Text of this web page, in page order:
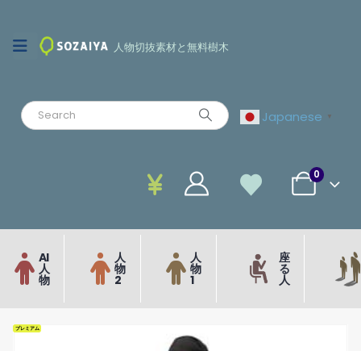
人物切抜素材と無料樹木
Japanese ▼
0
AI
人
物
人
物
2
人
物
1
座
る
人
プレミアム